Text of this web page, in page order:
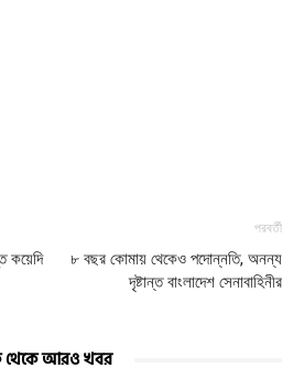
কয়েদি
পরবর্তী
৮ বছর কোমায় থেকেও পদোন্নতি, অনন্য
দৃষ্টান্ত বাংলাদেশ সেনাবাহিনীর
থেকে আরও খবর